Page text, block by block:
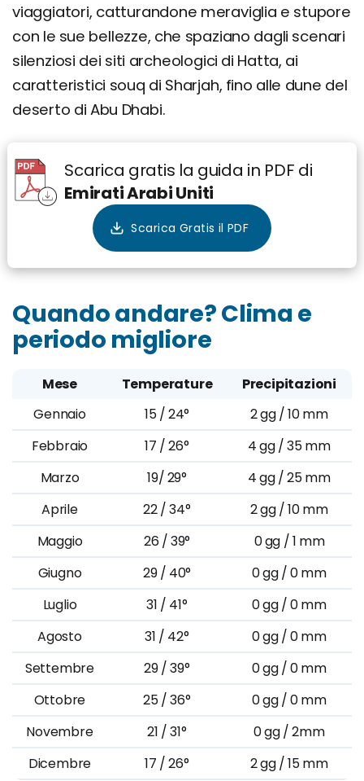
viaggiatori, catturandone meraviglia e stupore
con le sue bellezze, che spaziano dagli scenari
silenziosi dei siti archeologici di Hatta, ai
caratteristici souq di Sharjah, fino alle dune del
deserto di Abu Dhabi.
Scarica gratis la guida in PDF di
Emirati Arabi Uniti
Quando andare? Clima e
periodo migliore
Mese Temperature
Precipitazioni
Gennaio
15 / 24°
2 gg / 10 mm
Febbraio
17 / 26°
4 gg / 35 mm
Marzo
19/ 29°
4 gg / 25 mm
Aprile
22 / 34°
2 gg / 10 mm
Maggio
26 / 39°
0 gg / 1 mm
Giugno
29 / 40°
0 gg / 0 mm
Luglio
31 / 41°
0 gg / 0 mm
Agosto
31 / 42°
0 gg / 0 mm
Settembre
29 / 39°
0 gg / 0 mm
Ottobre
25 / 36°
0 gg / 0 mm
Novembre
21 / 31°
0 gg / 2mm
Dicembre
17 / 26° 2 gg / 15 mm